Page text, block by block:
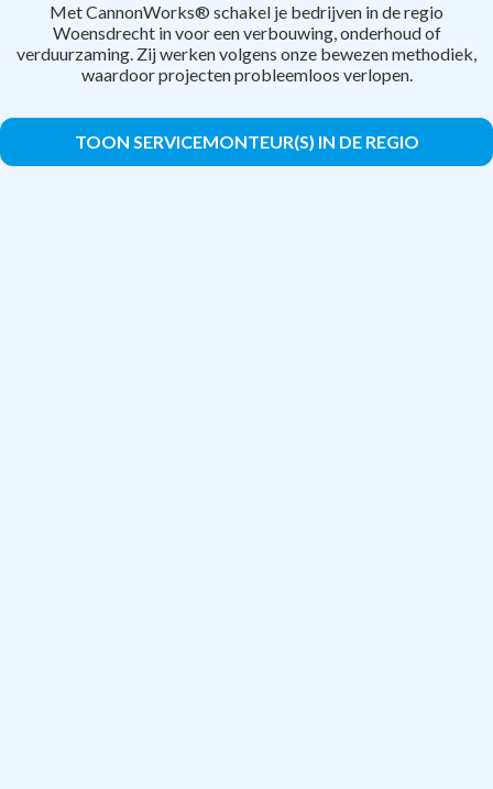
Met CannonWorks® schakel je bedrijven in de regio
Woensdrecht in voor een verbouwing, onderhoud of
verduurzaming. Zij werken volgens onze bewezen methodiek,
waardoor projecten probleemloos verlopen.
TOON SERVICEMONTEUR(S) IN DE REGIO